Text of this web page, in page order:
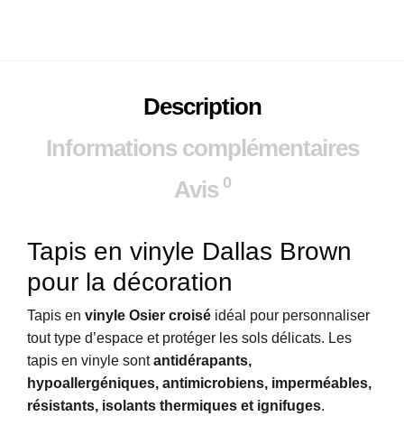
Description
Informations complémentaires
Avis 0
Tapis en vinyle Dallas Brown
pour la décoration
Tapis en vinyle Osier croisé idéal pour personnaliser
tout type d’espace et protéger les sols délicats. Les
tapis en vinyle sont antidérapants,
hypoallergéniques, antimicrobiens, imperméables,
résistants, isolants thermiques et ignifuges.